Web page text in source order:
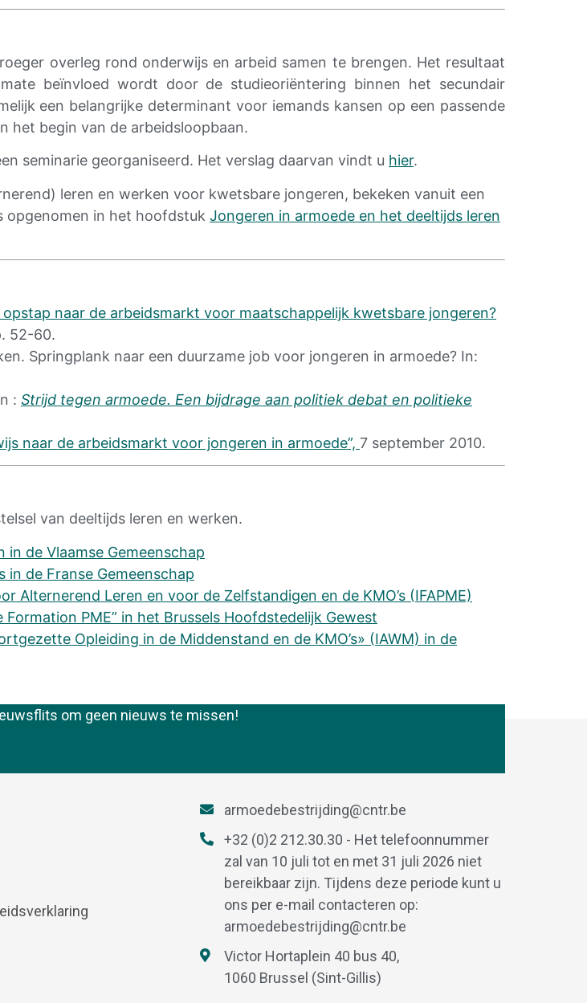
overleg rond onderwijs en arbeid samen te brengen. Het resultaat
mate beïnvloed wordt door de studieoriëntering binnen het secundair
een belangrijke determinant voor iemands kansen op een passende
het begin van de arbeidsloopbaan.
seminarie georganiseerd. Het verslag daarvan vindt u hier.
leren en werken voor kwetsbare jongeren, bekeken vanuit een
opgenomen in het hoofdstuk Jongeren in armoede en het deeltijds leren
naar de arbeidsmarkt voor maatschappelijk kwetsbare jongeren?
52-60.
Springplank naar een duurzame job voor jongeren in armoede? In:
: Strijd tegen armoede. Een bijdrage aan politiek debat en politieke
naar de arbeidsmarkt voor jongeren in armoede”, 7 september 2010.
van deeltijds leren en werken.
de Vlaamse Gemeenschap
de Franse Gemeenschap
Leren en voor de Zelfstandigen en de KMO’s (IFAPME)
PME” in het Brussels Hoofdstedelijk Gewest
Opleiding in de Middenstand en de KMO’s» (IAWM) in de
om geen nieuws te missen!
armoedebestrijding@cntr.be
+32 (0)2 212.30.30 - Het telefoonnummer
zal van 10 juli tot en met 31 juli 2026 niet
bereikbaar zijn. Tijdens deze periode kunt u
ons per e-mail contacteren op:
armoedebestrijding@cntr.be
Victor Hortaplein 40 bus 40,
1060 Brussel (Sint-Gillis)